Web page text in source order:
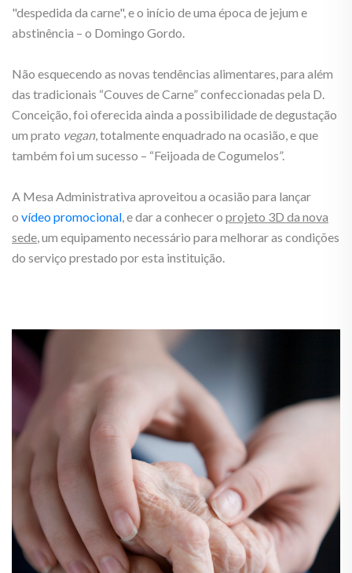
"despedida da carne", e o início de uma época de jejum e
abstinência – o Domingo Gordo.
Não esquecendo as novas tendências alimentares, para além
das tradicionais “Couves de Carne” confeccionadas pela D.
Conceição, foi oferecida ainda a possibilidade de degustação
um prato vegan, totalmente enquadrado na ocasião, e que
também foi um sucesso – “Feijoada de Cogumelos”.
A Mesa Administrativa aproveitou a ocasião para lançar
o vídeo promocional, e dar a conhecer o projeto 3D da nova
sede, um equipamento necessário para melhorar as condições
do serviço prestado por esta instituição.